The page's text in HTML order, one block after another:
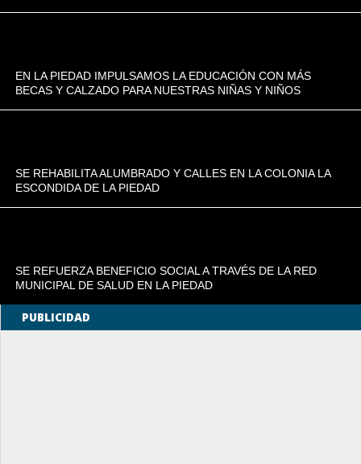
EN LA PIEDAD IMPULSAMOS LA EDUCACIÓN CON MÁS
BECAS Y CALZADO PARA NUESTRAS NIÑAS Y NIÑOS
SE REHABILITA ALUMBRADO Y CALLES EN LA COLONIA LA
ESCONDIDA DE LA PIEDAD
SE REFUERZA BENEFICIO SOCIAL A TRAVÉS DE LA RED
MUNICIPAL DE SALUD EN LA PIEDAD
PUBLICIDAD